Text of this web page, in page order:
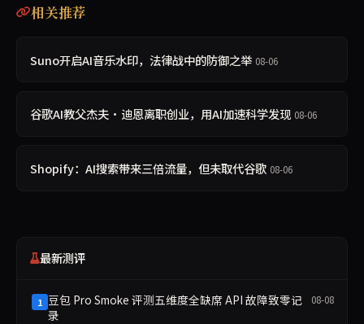
相关推荐
Suno开启AI音乐水印，法律战中的防御之举 08-06
谷歌AI教父杰夫·迪恩离职创业，用AI加速科学发现 08-06
Shopify：AI搜索带来三倍流量，但未取代谷歌 08-06
最新测评
1 豆包 Pro Smoke 评测五维度全缺席 API 故障致零记
录
08-08